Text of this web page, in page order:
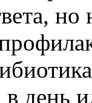
в день